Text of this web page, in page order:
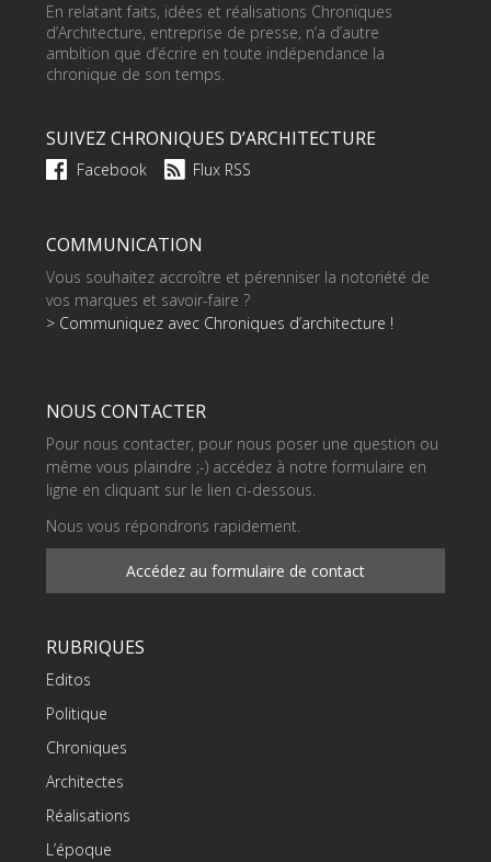
En relatant faits, idées et réalisations Chroniques
d’Architecture, entreprise de presse, n’a d’autre
ambition que d’écrire en toute indépendance la
chronique de son temps.
SUIVEZ CHRONIQUES D’ARCHITECTURE
Facebook Flux RSS
COMMUNICATION
Vous souhaitez accroître et pérenniser la notoriété de
vos marques et savoir-faire ?
> Communiquez avec Chroniques d’architecture !
NOUS CONTACTER
Pour nous contacter, pour nous poser une question ou
même vous plaindre ;-) accédez à notre formulaire en
ligne en cliquant sur le lien ci-dessous.
Nous vous répondrons rapidement.
Accédez au formulaire de contact
RUBRIQUES
Editos
Politique
Chroniques
Architectes
Réalisations
L’époque